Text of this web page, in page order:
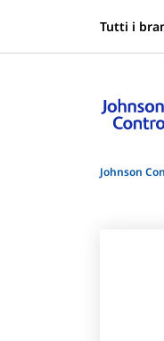
Tutti i
Johnson